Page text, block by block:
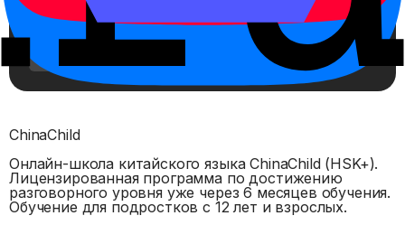
Открыть уровень в платформе
ChinaChild
Онлайн-школа китайского языка ChinaChild (HSK+).
Лицензированная программа по достижению
разговорного уровня уже через 6 месяцев обучения.
Обучение для подростков с 12 лет и взрослых.